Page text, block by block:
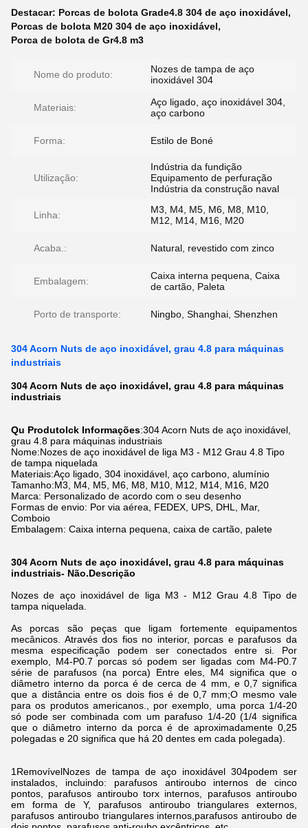
Destacar: Porcas de bolota Grade4.8 304 de aço inoxidável,
Porcas de bolota M20 304 de aço inoxidável,
Porca de bolota de Gr4.8 m3
Nome do produto:
Nozes de tampa de aço
inoxidável 304
Materiais:
Aço ligado, aço inoxidável 304,
aço carbono
Forma: Estilo de Boné
Utilização:
Indústria da fundição
Equipamento de perfuração
Indústria da construção naval
Linha:
M3, M4, M5, M6, M8, M10,
M12, M14, M16, M20
Acaba.: Natural, revestido com zinco
Embalagem:
Caixa interna pequena, Caixa
de cartão, Paleta
Porto de transporte: Ningbo, Shanghai, Shenzhen
304 Acorn Nuts de aço inoxidável, grau 4.8 para máquinas
industriais
304 Acorn Nuts de aço inoxidável, grau 4.8 para máquinas
industriais
Qu ProdutoIck Informações:304 Acorn Nuts de aço inoxidável,
grau 4.8 para máquinas industriais
Nome:Nozes de aço inoxidável de liga M3 - M12 Grau 4.8 Tipo
de tampa niquelada
Materiais:Aço ligado, 304 inoxidável, aço carbono, alumínio
Tamanho:M3, M4, M5, M6, M8, M10, M12, M14, M16, M20
Marca: Personalizado de acordo com o seu desenho
Formas de envio: Por via aérea, FEDEX, UPS, DHL, Mar,
Comboio
Embalagem: Caixa interna pequena, caixa de cartão, palete
304 Acorn Nuts de aço inoxidável, grau 4.8 para máquinas
industriais- Não.Descrição
Nozes de aço inoxidável de liga M3 - M12 Grau 4.8 Tipo de
tampa niquelada.
As porcas são peças que ligam fortemente equipamentos
mecânicos. Através dos fios no interior, porcas e parafusos da
mesma especificação podem ser conectados entre si. Por
exemplo, M4-P0.7 porcas só podem ser ligadas com M4-P0.7
série de parafusos (na porca) Entre eles, M4 significa que o
diâmetro interno da porca é de cerca de 4 mm, e 0,7 significa
que a distância entre os dois fios é de 0,7 mm;O mesmo vale
para os produtos americanos., por exemplo, uma porca 1/4-20
só pode ser combinada com um parafuso 1/4-20 (1/4 significa
que o diâmetro interno da porca é de aproximadamente 0,25
polegadas e 20 significa que há 20 dentes em cada polegada).
1RemovívelNozes de tampa de aço inoxidável 304podem ser
instalados, incluindo: parafusos antiroubo internos de cinco
pontos, parafusos antiroubo torx internos, parafusos antiroubo
em forma de Y, parafusos antiroubo triangulares externos,
parafusos antiroubo triangulares internos,parafusos antiroubo de